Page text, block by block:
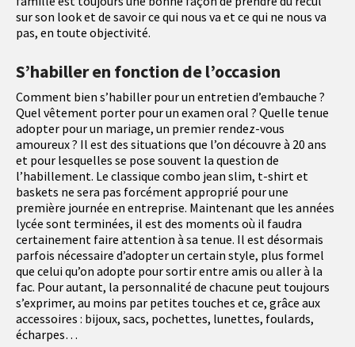
sur son look et de savoir ce qui nous va et ce qui ne nous va
pas, en toute objectivité.
S’habiller en fonction de l’occasion
Comment bien s’habiller pour un entretien d’embauche ?
Quel vêtement porter pour un examen oral ? Quelle tenue
adopter pour un mariage, un premier rendez-vous
amoureux ? Il est des situations que l’on découvre à 20 ans
et pour lesquelles se pose souvent la question de
l’habillement. Le classique combo jean slim, t-shirt et
baskets ne sera pas forcément approprié pour une
première journée en entreprise. Maintenant que les années
lycée sont terminées, il est des moments où il faudra
certainement faire attention à sa tenue. Il est désormais
parfois nécessaire d’adopter un certain style, plus formel
que celui qu’on adopte pour sortir entre amis ou aller à la
fac. Pour autant, la personnalité de chacune peut toujours
s’exprimer, au moins par petites touches et ce, grâce aux
accessoires : bijoux, sacs, pochettes, lunettes, foulards,
écharpes…